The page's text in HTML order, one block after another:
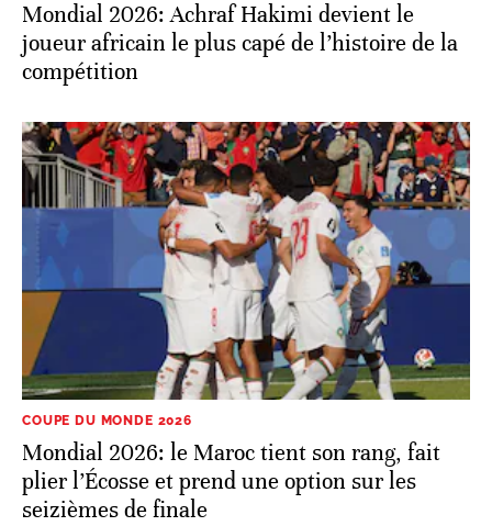
Mondial 2026: Achraf Hakimi devient le
joueur africain le plus capé de l’histoire de la
compétition
COUPE DU MONDE 2026
Mondial 2026: le Maroc tient son rang, fait
plier l’Écosse et prend une option sur les
seizièmes de finale